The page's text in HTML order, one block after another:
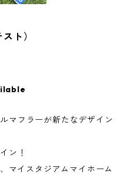
ト）
マフラーが新たなデザイン
ン！
マイスタジアムマイホーム